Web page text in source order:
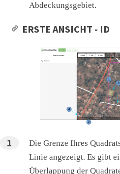
Abdeckungsgebiet.
ERSTE ANSICHT - ID
Die Grenze Ihres
Linie angezeigt. Es gibt
Überlappung der